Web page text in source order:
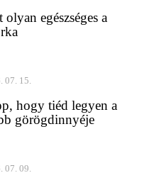
egészséges a
07. 15.
hogy tiéd legyen a
görögdinnyéje
07. 09.